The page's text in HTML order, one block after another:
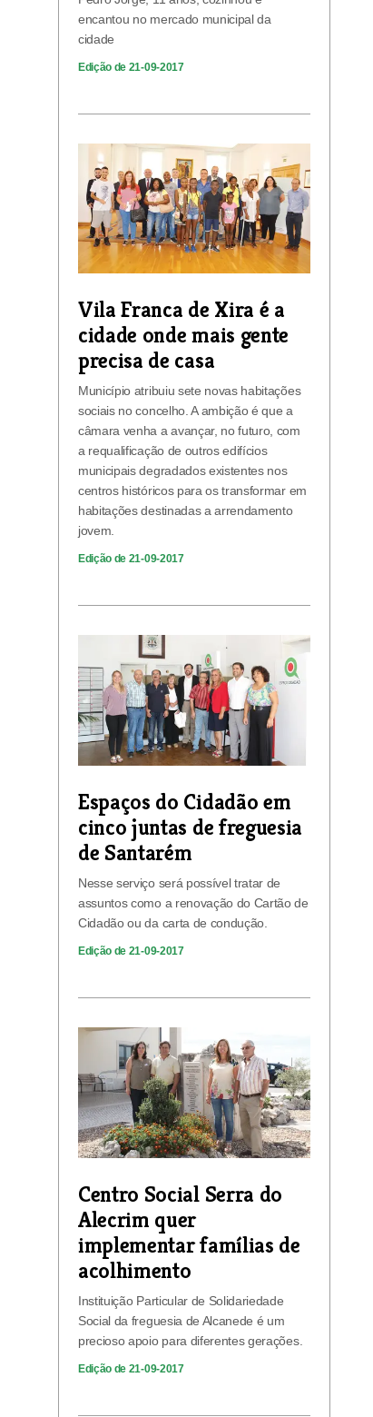
encantou no mercado municipal da
cidade
Edição de 21-09-2017
Vila Franca de Xira é a
cidade onde mais gente
precisa de casa
Município atribuiu sete novas habitações
sociais no concelho. A ambição é que a
câmara venha a avançar, no futuro, com
a requalificação de outros edifícios
municipais degradados existentes nos
centros históricos para os transformar em
habitações destinadas a arrendamento
jovem.
Edição de 21-09-2017
Espaços do Cidadão em
cinco juntas de freguesia
de Santarém
Nesse serviço será possível tratar de
assuntos como a renovação do Cartão de
Cidadão ou da carta de condução.
Edição de 21-09-2017
Centro Social Serra do
Alecrim quer
implementar famílias de
acolhimento
Instituição Particular de Solidariedade
Social da freguesia de Alcanede é um
precioso apoio para diferentes gerações.
Edição de 21-09-2017